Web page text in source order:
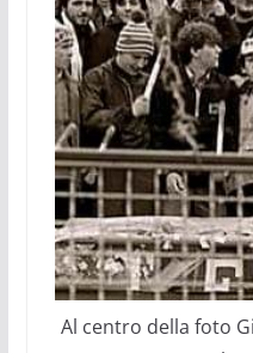
Al centro della foto